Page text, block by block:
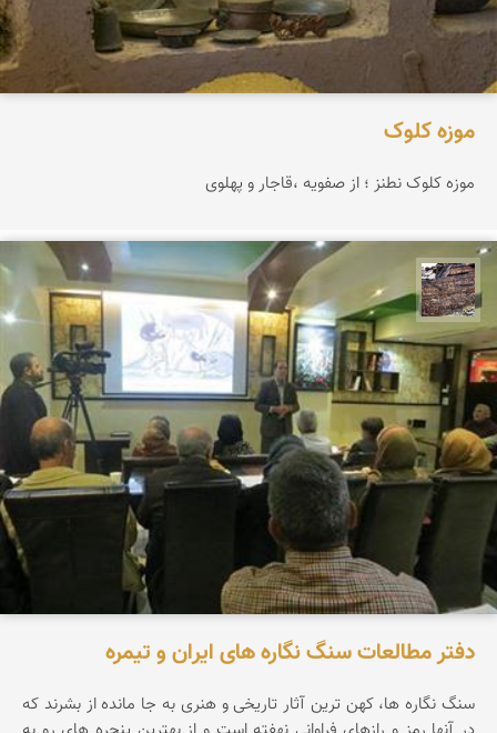
موزه کلوک
موزه کلوک نطنز ؛ از صفویه ،قاجار و پهلوی
محمد ناصری فرد
دفتر مطالعات سنگ نگاره های ایران و تیمره
سنگ نگاره ها، كهن ترين آثار تاریخی و هنری به جا مانده از بشرند كه